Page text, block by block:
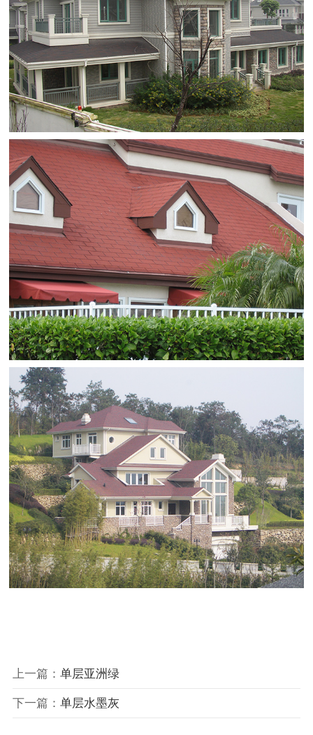
上一篇： 单层亚洲绿
下一篇： 单层水墨灰